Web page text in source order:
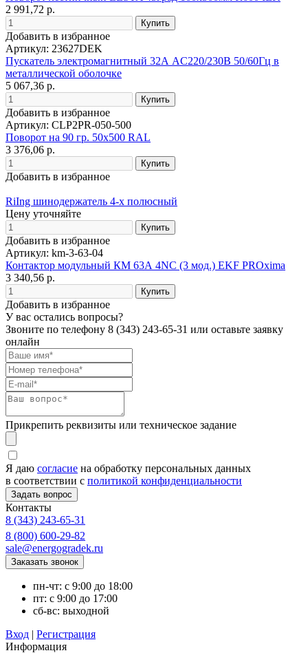
2 991,72 р.
Добавить в избранное
Артикул: 23627DEK
Пускатель электромагнитный 32А AC220/230В 50/60Гц в
металлической оболочке
5 067,36 р.
Добавить в избранное
Артикул: CLP2PR-050-500
Поворот на 90 гр. 50х500 RAL
3 376,06 р.
Добавить в избранное
RiIng шинодержатель 4-х полюсный
Цену уточняйте
Добавить в избранное
Артикул: km-3-63-04
Контактор модульный КМ 63А 4NC (3 мод.) EKF PROxima
3 340,56 р.
Добавить в избранное
У вас остались вопросы?
Звоните по телефону 8 (343) 243-65-31 или оставьте заявку
онлайн
Прикрепить реквизиты или техническое задание
Я даю согласие на обработку персональных данных
в соответствии с политикой конфиденциальности
Контакты
8 (343) 243-65-31
8 (800) 600-29-82
sale@energogradek.ru
пн-чт: с 9:00 до 18:00
пт: с 9:00 до 17:00
сб-вс: выходной
Вход | Регистрация
Информация